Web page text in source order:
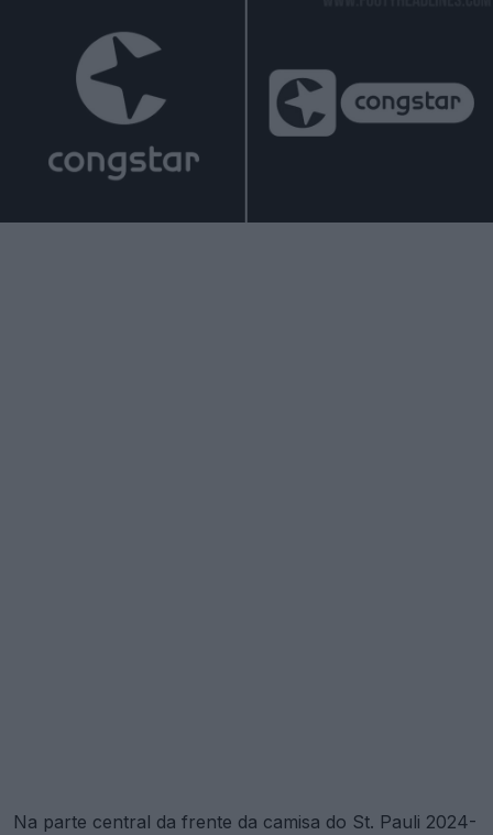
Na parte central da frente da camisa do St. Pauli 2024-